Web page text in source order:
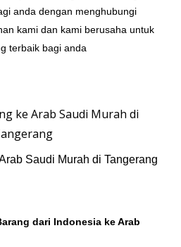
anda dengan menghubungi
kami dan kami berusaha untuk
terbaik bagi anda
Saudi Murah di Tangerang
dari Indonesia ke Arab